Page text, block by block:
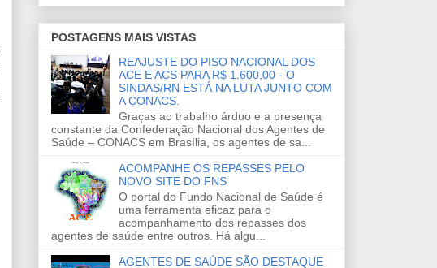
POSTAGENS MAIS VISTAS
REAJUSTE DO PISO NACIONAL DOS
ACE E ACS PARA R$ 1.600,00 - O
SINDAS/RN ESTÁ NA LUTA JUNTO COM
A CONACS.
Graças ao trabalho árduo e a presença
constante da Confederação Nacional dos Agentes de
Saúde – CONACS em Brasília, os agentes de sa...
ACOMPANHE OS REPASSES PELO
NOVO SITE DO FNS
O portal do Fundo Nacional de Saúde é
uma ferramenta eficaz para o
acompanhamento dos repasses dos
agentes de saúde entre outros. Há algu...
AGENTES DE SAÚDE SÃO DESTAQUE